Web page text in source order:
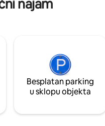
najam
Besplatan parking
u sklopu objekta